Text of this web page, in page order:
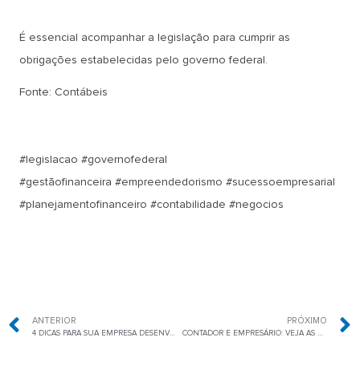
É essencial acompanhar a legislação para cumprir as
obrigações estabelecidas pelo governo federal.
Fonte: Contábeis
#legislacao #governofederal
#gestãofinanceira #empreendedorismo #sucessoempresarial
#planejamentofinanceiro #contabilidade #negocios
ANTERIOR
4 DICAS PARA SUA EMPRESA DESENVOLVER UM DIFERENCIAL COMPETITIVO
PRÓXIMO
CONTADOR E EMPRESÁRIO: VEJA AS RESPONSABILIDADES DE CADA UM